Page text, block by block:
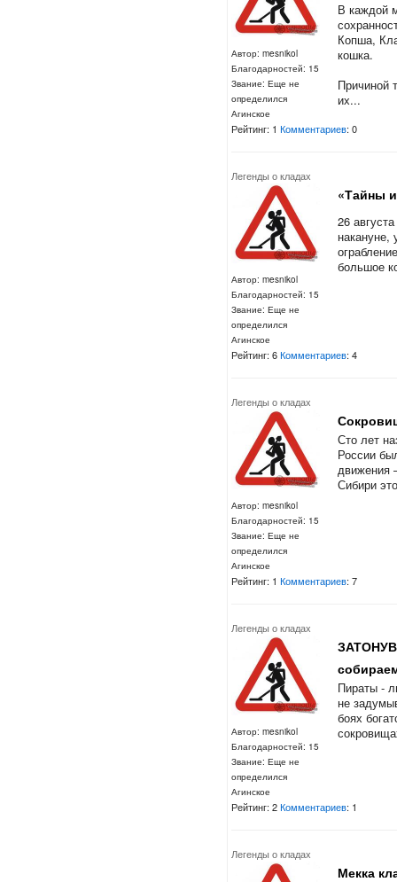
Автор: mesnikol
Благодарностей: 15
Звание: Еще не
определился
Агинское
В каждой
Копша,
кошка.
Причиной
их...
Рейтинг: 1Комментариев: 0
Легенды о кладах
Автор: mesnikol
Благодарностей: 15
Звание: Еще не
определился
Агинское
«Тайны
26
накануне,
большое
Рейтинг: 6Комментариев: 4
Легенды о кладах
Автор: mesnikol
Благодарностей: 15
Звание: Еще не
определился
Агинское
Сто лет
России
движения
Сибири
Рейтинг: 1Комментариев: 7
Легенды о кладах
Автор: mesnikol
Благодарностей: 15
Звание: Еще не
определился
Агинское
Пираты -
не
боях
Рейтинг: 2Комментариев: 1
Легенды о кладах
Мекка